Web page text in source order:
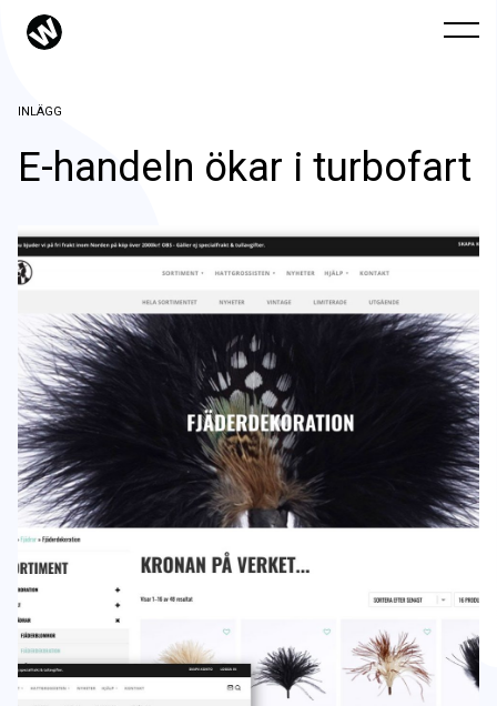
INLÄGG
E-handeln ökar i turbofart